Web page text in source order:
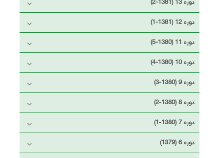
دوره 12 (1381-1)
دوره 11 (1380-5)
دوره 10 (1380-4)
دوره 9 (1380-3)
دوره 8 (1380-2)
دوره 7 (1380-1)
دوره 6 (1379)